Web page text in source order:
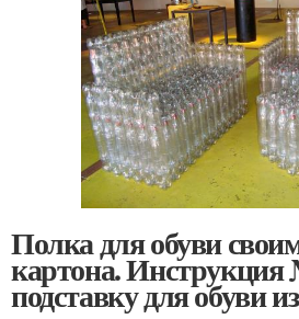
Полка для обуви
картона. Инструкция
подставку для обуви